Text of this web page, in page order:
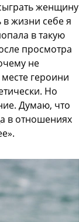
женщину
жизни себе я
в такую
просмотра
не
героини
Но
Думаю, что
в отношениях